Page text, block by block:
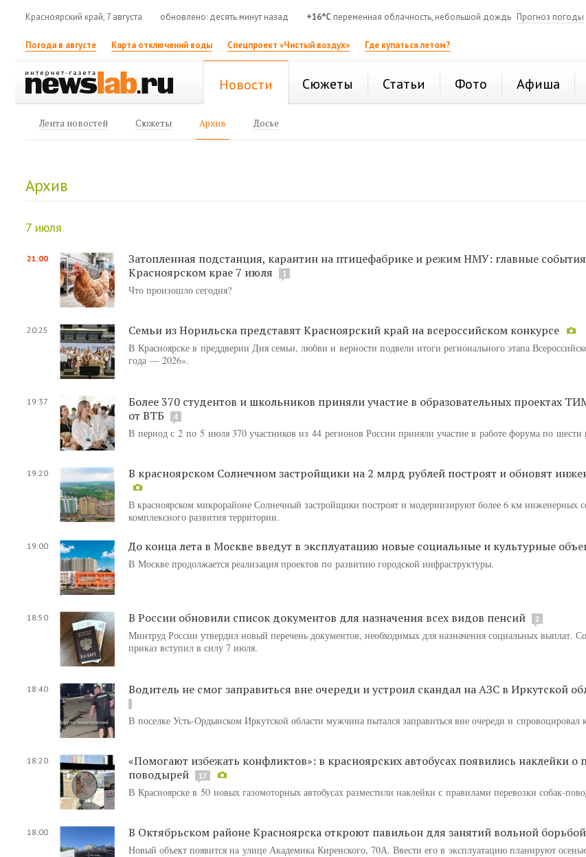
Красноярский край, 7 августа обновлено: десять минут назад +16°C переменная облачность, небольшой дождь Прогноз погоды
Погода в августе Карта отключений воды Спецпроект «Чистый воздух» Где купаться летом?
Новости Сюжеты Статьи Фото Афиша
Лента новостей Сюжеты Архив Досье
Архив
7 июля
21:00
Затопленная подстанция, карантин на птицефабрике и режим НМУ: главные
Красноярском крае 7 июля
1
Что произошло сегодня?
20:25 Семьи из Норильска представят Красноярский край на всероссийском конкурсе
В Красноярске в преддверии Дня семьи, любви и верности подвели итоги регионального этапа
года — 2026».
19:37
Более 370 студентов и школьников приняли участие в образовательных проектах
от ВТБ
4
В период с 2 по 5 июля 370 участников из 44 регионов России приняли участие в работе форума по шести
19:20 В красноярском Солнечном застройщики на 2 млрд рублей построят и обновят
В красноярском микрорайоне Солнечный застройщики построят и модернизируют более 6 км инженерных
комплексного развития территории.
19:00 До конца лета в Москве введут в эксплуатацию новые социальные и культурные
В Москве продолжается реализация проектов по развитию городской инфраструктуры.
18:50 В России обновили список документов для назначения всех видов пенсий 2
Минтруд России утвердил новый перечень документов, необходимых для назначения социальных выплат.
приказ вступил в силу 7 июля.
18:40 Водитель не смог заправиться вне очереди и устроил скандал на АЗС в Иркутской
В поселке Усть-Ордынском Иркутской области мужчина пытался заправиться вне очереди и спровоцировал
18:20
«Помогают избежать конфликтов»: в красноярских автобусах появились наклейки о
поводырей
17
В Красноярске в 50 новых газомоторных автобусах разместили наклейки с правилами перевозки собак-
18:00 В Октябрьском районе Красноярска откроют павильон для занятий вольной борьбой
Новый объект появится на улице Академика Киренского, 70А. Ввести его в эксплуатацию планируют